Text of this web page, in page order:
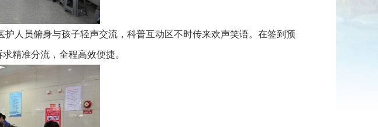
员俯身与孩子轻声交流，科普互动区不时传来欢声笑语。在签到预
精准分流，全程高效便捷。